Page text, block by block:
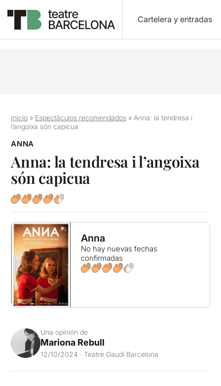
Cartelera y entradas
Inicio » Espectáculos recomendados » Anna: la tendresa i
l’angoixa són capicua
ANNA
Anna: la tendresa i l’angoixa
són capicua
Anna
No hay nuevas fechas
confirmadas
Una opinión de
Mariona Rebull
12/10/2024 · Teatre Gaudí Barcelona